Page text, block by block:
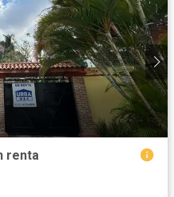
renta